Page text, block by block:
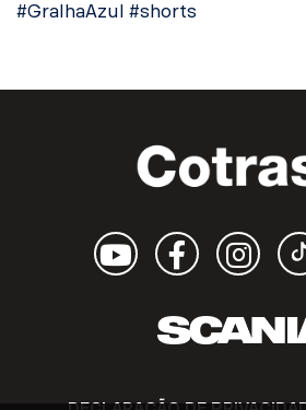
#GralhaAzul #shorts
YoutubeFacebook